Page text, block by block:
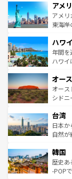
ンツ一
の建物
博物館
ことが
ば市内
着のス
アメ
アメリ
東海岸
のよう
ンメン
西部
部のニ
文化が
しみな
ならではの
情報は
ハワイ
年間を
ハワイ
ワイ島
島だが
おすす
れるお
人々
ク、伝
ワイを、存
はコン
オー
オース
シドニ
リアリ
ク）、
ど、見
いる。
ビング
い。オ
台湾
日本か
自然が
ン）、
と山
驚きを
韓国
歴史
-POP